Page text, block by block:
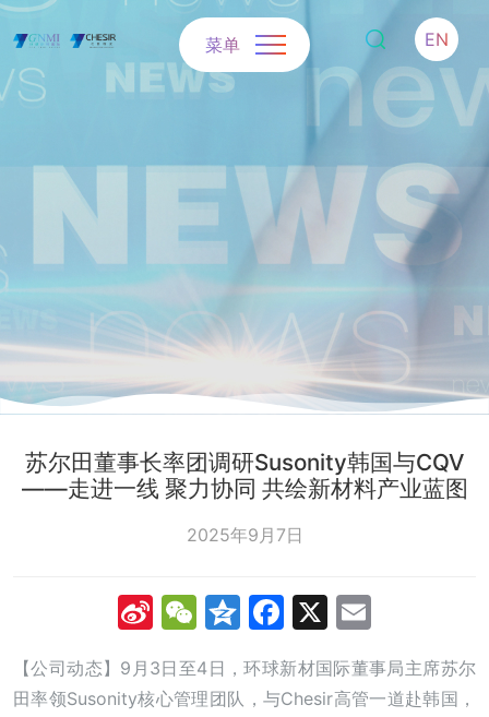
EN
菜单
苏尔田董事长率团调研Susonity韩国与CQV
——走进一线 聚力协同 共绘新材料产业蓝图
2025年9月7日
SinaWeChat
Qzone
Facebook
X
【公司动态】9月3日至4日，环球新材国际董事局主席苏尔
田率领Susonity核心管理团队，与Chesir高管一道赴韩国，